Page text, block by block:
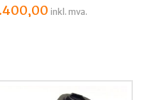
inkl. mva.